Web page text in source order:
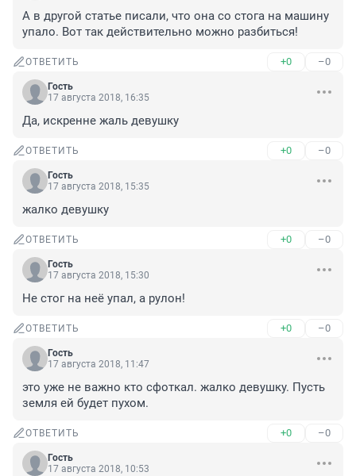
А в другой статье писали, что она со стога на машину
упало. Вот так действительно можно разбиться!
ОТВЕТИТЬ +0 –0
Гость
17 августа 2018, 16:35
Да, искренне жаль девушку
ОТВЕТИТЬ +0 –0
Гость
17 августа 2018, 15:35
жалко девушку
ОТВЕТИТЬ +0 –0
Гость
17 августа 2018, 15:30
Не стог на неё упал, а рулон!
ОТВЕТИТЬ +0 –0
Гость
17 августа 2018, 11:47
это уже не важно кто сфоткал. жалко девушку. Пусть
земля ей будет пухом.
ОТВЕТИТЬ +0 –0
Гость
17 августа 2018, 10:53